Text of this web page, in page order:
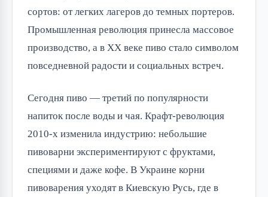
сортов: от легких лагеров до темных портеров.
Промышленная революция принесла массовое
производство, а в XX веке пиво стало символом
повседневной радости и социальных встреч.
Сегодня пиво — третий по популярности
напиток после воды и чая. Крафт-революция
2010-х изменила индустрию: небольшие
пивоварни экспериментируют с фруктами,
специями и даже кофе. В Украине корни
пивоварения уходят в Киевскую Русь, где в